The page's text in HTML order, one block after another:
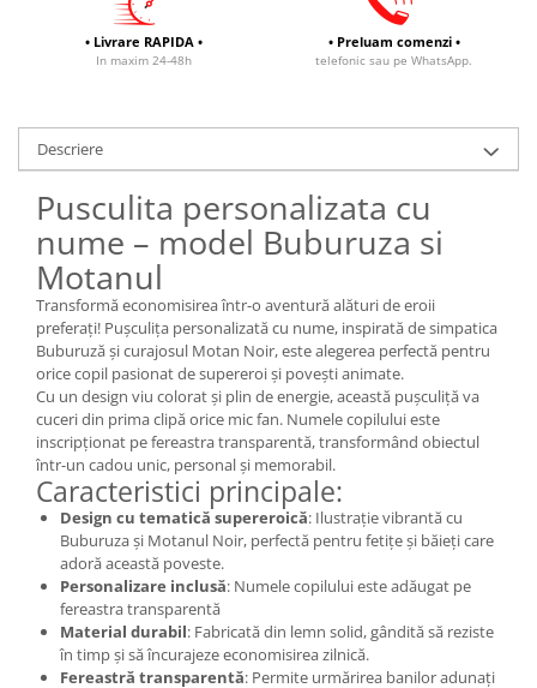
• Livrare RAPIDA •
In maxim 24-48h
• Preluam comenzi •
telefonic sau pe WhatsApp.
Descriere
Pusculita personalizata cu
nume – model Buburuza si
Motanul
Transformă economisirea într-o aventură alături de eroii
preferați! Pușculița personalizată cu nume, inspirată de simpatica
Buburuză și curajosul Motan Noir, este alegerea perfectă pentru
orice copil pasionat de supereroi și povești animate.
Cu un design viu colorat și plin de energie, această pușculiță va
cuceri din prima clipă orice mic fan. Numele copilului este
inscripționat pe fereastra transparentă, transformând obiectul
într-un cadou unic, personal și memorabil.
Caracteristici principale:
Design cu tematică supereroică: Ilustrație vibrantă cu
Buburuza și Motanul Noir, perfectă pentru fetițe și băieți care
adoră această poveste.
Personalizare inclusă: Numele copilului este adăugat pe
fereastra transparentă
Material durabil: Fabricată din lemn solid, gândită să reziste
în timp și să încurajeze economisirea zilnică.
Fereastră transparentă: Permite urmărirea banilor adunați